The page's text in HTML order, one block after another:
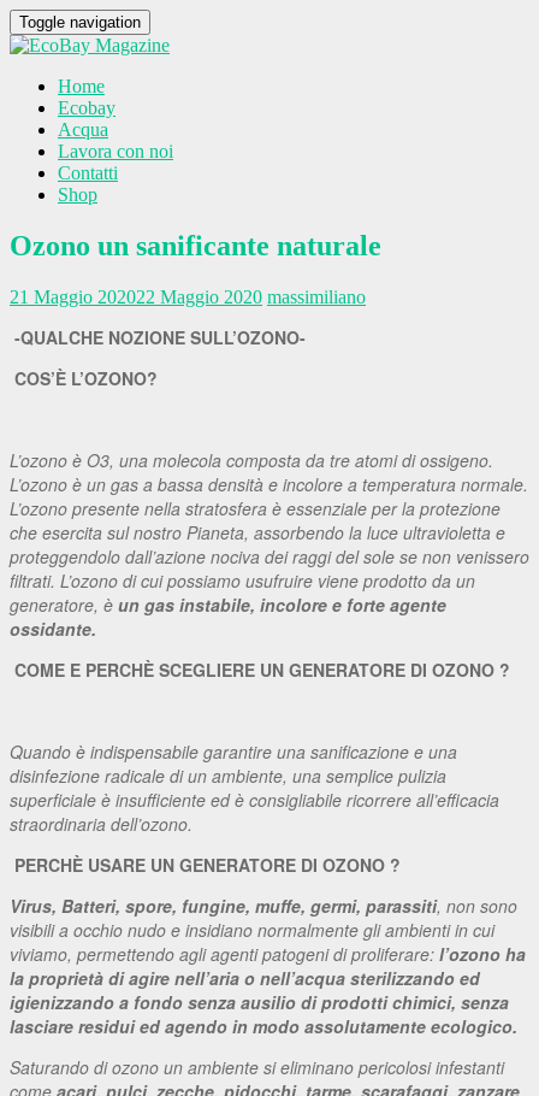
Toggle navigation
Home
Ecobay
Acqua
Lavora con noi
Contatti
Shop
Ozono un sanificante naturale
21 Maggio 202022 Maggio 2020 massimiliano
-QUALCHE NOZIONE SULL’OZONO-
COS’È L’OZONO?
L’ozono è O3, una molecola composta da tre atomi di ossigeno.
L’ozono è un gas a bassa densità e incolore a temperatura normale.
L’ozono presente nella stratosfera è essenziale per la protezione
che esercita sul nostro Pianeta, assorbendo la luce ultravioletta e
proteggendolo dall’azione nociva dei raggi del sole se non venissero
filtrati. L’ozono di cui possiamo usufruire viene prodotto da un
generatore, è un gas instabile, incolore e forte agente
ossidante.
COME E PERCHÈ SCEGLIERE UN GENERATORE DI OZONO ?
Quando è indispensabile garantire una sanificazione e una
disinfezione radicale di un ambiente, una semplice pulizia
superficiale è insufficiente ed è consigliabile ricorrere all’efficacia
straordinaria dell’ozono.
PERCHÈ USARE UN GENERATORE DI OZONO ?
Virus, Batteri, spore, fungine, muffe, germi, parassiti, non sono
visibili a occhio nudo e insidiano normalmente gli ambienti in cui
viviamo, permettendo agli agenti patogeni di proliferare: l’ozono ha
la proprietà di agire nell’aria o nell’acqua sterilizzando ed
igienizzando a fondo senza ausilio di prodotti chimici, senza
lasciare residui ed agendo in modo assolutamente ecologico.
Saturando di ozono un ambiente si eliminano pericolosi infestanti
come acari, pulci, zecche, pidocchi, tarme, scarafaggi, zanzare